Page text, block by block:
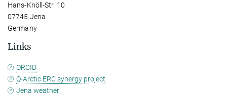
Hans-Knöll-Str. 10
07745 Jena
Germany
Links
ORCID
Q-Arctic ERC synergy project
Jena weather